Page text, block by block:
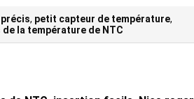
, petit capteur de température,
la température de NTC